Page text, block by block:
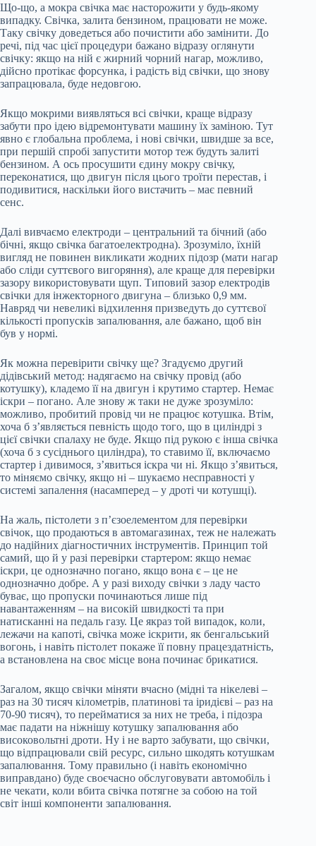
Що-що, а мокра свічка має насторожити у будь-якому
випадку. Свічка, залита бензином, працювати не може.
Таку свічку доведеться або почистити або замінити. До
речі, під час цієї процедури бажано відразу оглянути
свічку: якщо на ній є жирний чорний нагар, можливо,
дійсно протікає форсунка, і радість від свічки, що знову
запрацювала, буде недовгою.
Якщо мокрими виявляться всі свічки, краще відразу
забути про ідею відремонтувати машину їх заміною. Тут
явно є глобальна проблема, і нові свічки, швидше за все,
при першій спробі запустити мотор теж будуть залиті
бензином. А ось просушити єдину мокру свічку,
переконатися, що двигун після цього троїти перестав, і
подивитися, наскільки його вистачить – має певний
сенс.
Далі вивчаємо електроди – центральний та бічний (або
бічні, якщо свічка багатоелектродна). Зрозуміло, їхній
вигляд не повинен викликати жодних підозр (мати нагар
або сліди суттєвого вигоряння), але краще для перевірки
зазору використовувати щуп. Типовий зазор електродів
свічки для інжекторного двигуна – близько 0,9 мм.
Навряд чи невеликі відхилення призведуть до суттєвої
кількості пропусків запалювання, але бажано, щоб він
був у нормі.
Як можна перевірити свічку ще? Згадуємо другий
дідівський метод: надягаємо на свічку провід (або
котушку), кладемо її на двигун і крутимо стартер. Немає
іскри – погано. Але знову ж таки не дуже зрозуміло:
можливо, пробитий провід чи не працює котушка. Втім,
хоча б з’являється певність щодо того, що в циліндрі з
цієї свічки спалаху не буде. Якщо під рукою є інша свічка
(хоча б з сусіднього циліндра), то ставимо її, включаємо
стартер і дивимося, з’явиться іскра чи ні. Якщо з’явиться,
то міняємо свічку, якщо ні – шукаємо несправності у
системі запалення (насамперед – у дроті чи котушці).
На жаль, пістолети з п’єзоелементом для перевірки
свічок, що продаються в автомагазинах, теж не належать
до надійних діагностичних інструментів. Принцип той
самий, що й у разі перевірки стартером: якщо немає
іскри, це однозначно погано, якщо вона є – це не
однозначно добре. А у разі виходу свічки з ладу часто
буває, що пропуски починаються лише під
навантаженням – на високій швидкості та при
натисканні на педаль газу. Це якраз той випадок, коли,
лежачи на капоті, свічка може іскрити, як бенгальський
вогонь, і навіть пістолет покаже її повну працездатність,
а встановлена на своє місце вона починає брикатися.
Загалом, якщо свічки міняти вчасно (мідні та нікелеві –
раз на 30 тисяч кілометрів, платинові та іридієві – раз на
70-90 тисяч), то перейматися за них не треба, і підозра
має падати на ніжнішу котушку запалювання або
високовольтні дроти. Ну і не варто забувати, що свічки,
що відпрацювали свій ресурс, сильно шкодять котушкам
запалювання. Тому правильно (і навіть економічно
виправдано) буде своєчасно обслуговувати автомобіль і
не чекати, коли вбита свічка потягне за собою на той
світ інші компоненти запалювання.